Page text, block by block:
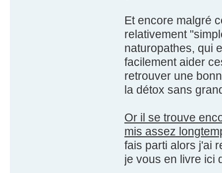
Et encore malgré
relativement
naturopathes, qui
facilement aider
retrouver une
la détox sans
Or il se trouve
mis assez
fais parti alors j'ai
je vous en livre ici